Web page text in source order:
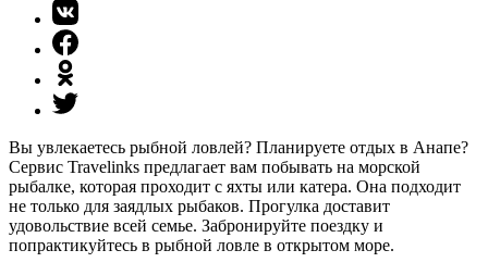
Вы увлекаетесь рыбной ловлей? Планируете отдых в Анапе?
Сервис Travelinks предлагает вам побывать на морской
рыбалке, которая проходит с яхты или катера. Она подходит
не только для заядлых рыбаков. Прогулка доставит
удовольствие всей семье. Забронируйте поездку и
попрактикуйтесь в рыбной ловле в открытом море.